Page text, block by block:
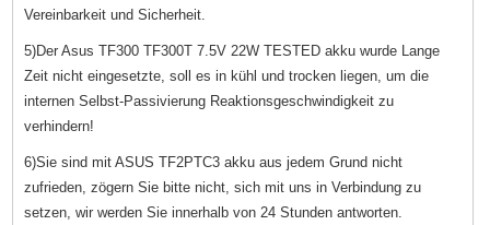
Vereinbarkeit und Sicherheit.
5)Der Asus TF300 TF300T 7.5V 22W TESTED akku wurde Lange
Zeit nicht eingesetzte, soll es in kühl und trocken liegen, um die
internen Selbst-Passivierung Reaktionsgeschwindigkeit zu
verhindern!
6)Sie sind mit ASUS TF2PTC3 akku aus jedem Grund nicht
zufrieden, zögern Sie bitte nicht, sich mit uns in Verbindung zu
setzen, wir werden Sie innerhalb von 24 Stunden antworten.